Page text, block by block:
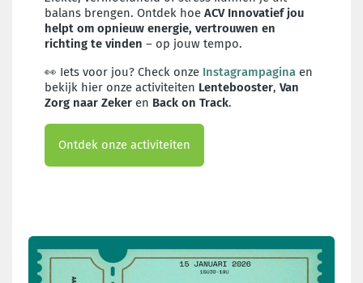
balans brengen. Ontdek hoe ACV Innovatief jou
helpt om opnieuw energie, vertrouwen en
richting te vinden – op jouw tempo.
👀 Iets voor jou? Check onze Instagrampagina en
bekijk hier onze activiteiten Lentebooster, Van
Zorg naar Zeker en Back on Track.
Ontdek onze activiteiten